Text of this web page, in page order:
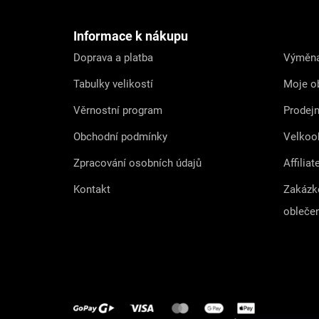
Informace k nákupu
Doprava a platba
Tabulky velikostí
Věrnostní program
Obchodní podmínky
Zpracování osobních údajů
Kontakt
Moje